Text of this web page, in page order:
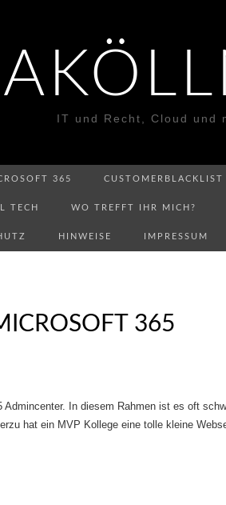
IT und Recht, Cloud und
365 CUSTOMERBLACKLIST
TECH WO TREFFT IHR MICH?
HINWEISE IMPRESSUM
365
In diesem Rahmen ist es oft
hat ein MVP Kollege eine tolle kleine